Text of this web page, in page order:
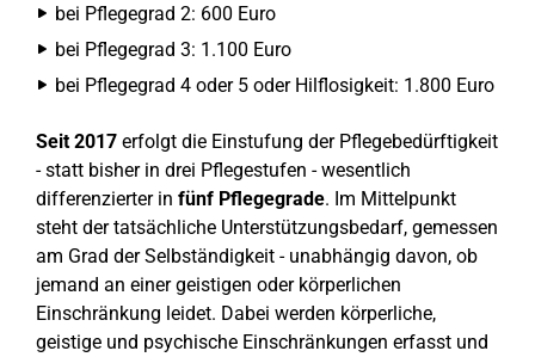
bei Pflegegrad 2: 600 Euro
bei Pflegegrad 3: 1.100 Euro
bei Pflegegrad 4 oder 5 oder Hilflosigkeit: 1.800 Euro
Seit 2017 erfolgt die Einstufung der Pflegebedürftigkeit
- statt bisher in drei Pflegestufen - wesentlich
differenzierter in fünf Pflegegrade. Im Mittelpunkt
steht der tatsächliche Unterstützungsbedarf, gemessen
am Grad der Selbständigkeit - unabhängig davon, ob
jemand an einer geistigen oder körperlichen
Einschränkung leidet. Dabei werden körperliche,
geistige und psychische Einschränkungen erfasst und